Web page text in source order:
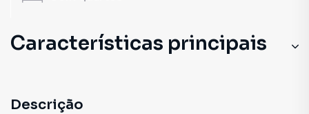
Características principais
Descrição